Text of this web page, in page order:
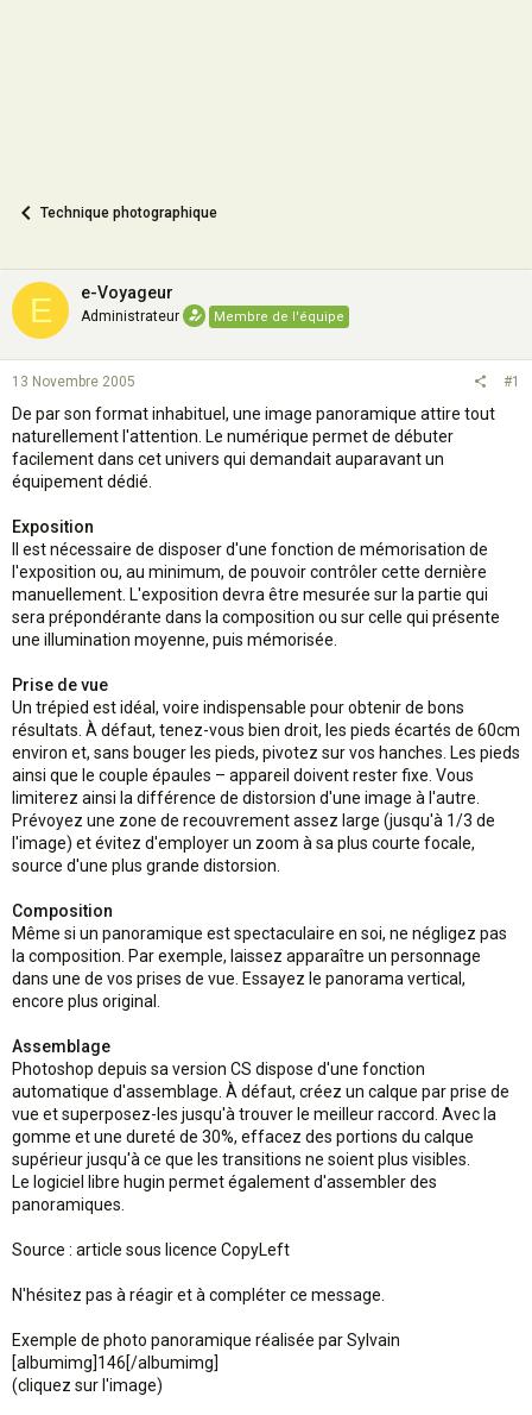
Technique photographique
E e-Voyageur
Administrateur Membre de l'équipe
13 Novembre 2005 #1
De par son format inhabituel, une image panoramique attire tout
naturellement l'attention. Le numérique permet de débuter
facilement dans cet univers qui demandait auparavant un
équipement dédié.
Exposition
Il est nécessaire de disposer d'une fonction de mémorisation de
l'exposition ou, au minimum, de pouvoir contrôler cette dernière
manuellement. L'exposition devra être mesurée sur la partie qui
sera prépondérante dans la composition ou sur celle qui présente
une illumination moyenne, puis mémorisée.
Prise de vue
Un trépied est idéal, voire indispensable pour obtenir de bons
résultats. À défaut, tenez-vous bien droit, les pieds écartés de 60cm
environ et, sans bouger les pieds, pivotez sur vos hanches. Les pieds
ainsi que le couple épaules – appareil doivent rester fixe. Vous
limiterez ainsi la différence de distorsion d'une image à l'autre.
Prévoyez une zone de recouvrement assez large (jusqu'à 1/3 de
l'image) et évitez d'employer un zoom à sa plus courte focale,
source d'une plus grande distorsion.
Composition
Même si un panoramique est spectaculaire en soi, ne négligez pas
la composition. Par exemple, laissez apparaître un personnage
dans une de vos prises de vue. Essayez le panorama vertical,
encore plus original.
Assemblage
Photoshop depuis sa version CS dispose d'une fonction
automatique d'assemblage. À défaut, créez un calque par prise de
vue et superposez-les jusqu'à trouver le meilleur raccord. Avec la
gomme et une dureté de 30%, effacez des portions du calque
supérieur jusqu'à ce que les transitions ne soient plus visibles.
Le logiciel libre hugin permet également d'assembler des
panoramiques.
Source : article sous licence CopyLeft
N'hésitez pas à réagir et à compléter ce message.
Exemple de photo panoramique réalisée par Sylvain
[albumimg]146[/albumimg]
(cliquez sur l'image)